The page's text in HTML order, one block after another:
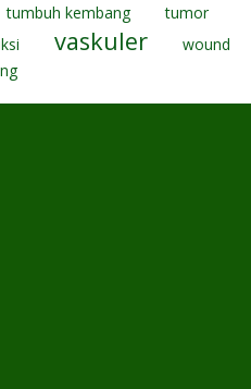
tumbuh kembang
tumor
vaskuler
wound